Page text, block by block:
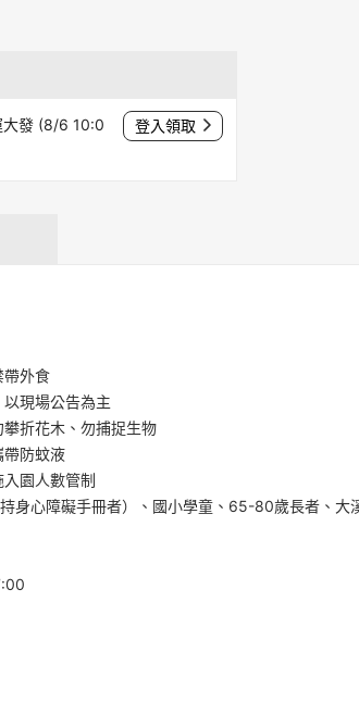
大發 (8/6 10:0
登入領取
帶外食
現場公告為主
折花木、勿捕捉生物
帶防蚊液
園人數管制
身心障礙手冊者）、國小學童、65-80歲長者、大